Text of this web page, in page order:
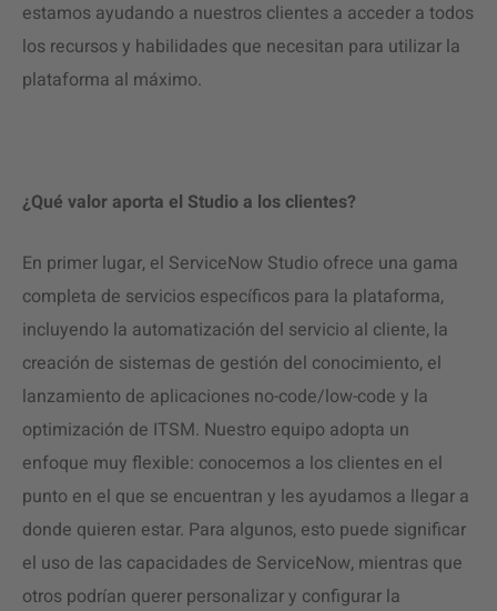
estamos ayudando a nuestros clientes a acceder a todos
los recursos y habilidades que necesitan para utilizar la
plataforma al máximo.
¿Qué valor aporta el Studio a los clientes?
En primer lugar, el ServiceNow Studio ofrece una gama
completa de servicios específicos para la plataforma,
incluyendo la automatización del servicio al cliente, la
creación de sistemas de gestión del conocimiento, el
lanzamiento de aplicaciones no-code/low-code y la
optimización de ITSM. Nuestro equipo adopta un
enfoque muy flexible: conocemos a los clientes en el
punto en el que se encuentran y les ayudamos a llegar a
donde quieren estar. Para algunos, esto puede significar
el uso de las capacidades de ServiceNow, mientras que
otros podrían querer personalizar y configurar la